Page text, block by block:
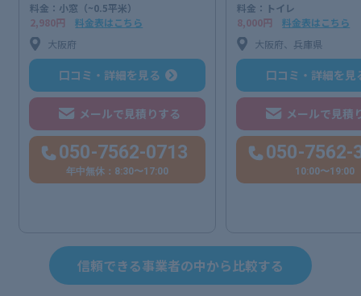
料金：小窓（~0.5平米）
2,980円
料金表はこちら
大阪府
口コミ・詳細を見る
メールで見積りする
050-7562-0713
年中無休：8:30〜17:00
料金：トイレ
8,000円
料金表はこちら
大阪府、兵庫県
口コミ・詳細を見
メールで見積
050-7562-
10:00〜19:00
信頼できる事業者の中から比較する